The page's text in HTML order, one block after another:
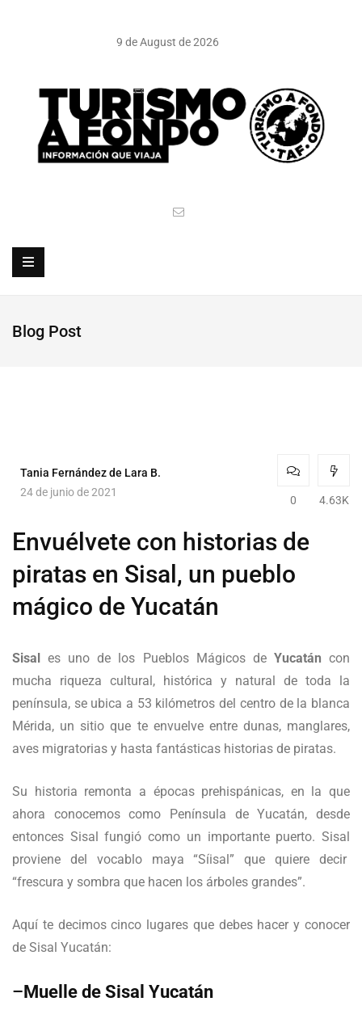
9 de August de 2026
Blog Post
Tania Fernández de Lara B.
24 de junio de 2021
0 4.63K
Envuélvete con historias de
piratas en Sisal, un pueblo
mágico de Yucatán
Sisal es uno de los Pueblos Mágicos de Yucatán con
mucha riqueza cultural, histórica y natural de toda la
península, se ubica a 53 kilómetros del centro de la blanca
Mérida, un sitio que te envuelve entre dunas, manglares,
aves migratorias y hasta fantásticas historias de piratas.
Su historia remonta a épocas prehispánicas, en la que
ahora conocemos como Península de Yucatán, desde
entonces Sisal fungió como un importante puerto. Sisal
proviene del vocablo maya “Síisal” que quiere decir
“frescura y sombra que hacen los árboles grandes”.
Aquí te decimos cinco lugares que debes hacer y conocer
de Sisal Yucatán:
– Muelle de Sisal Yucatán